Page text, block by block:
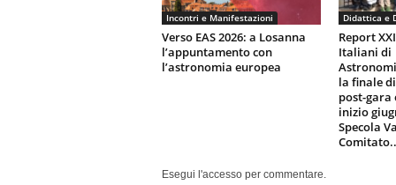
Incontri e Manifestazioni
Verso EAS 2026: a Losanna
l’appuntamento con
l’astronomia europea
Didattica e
Report
Italiani di
la finale
post-gara
inizio
Specola
Esegui l'accesso per commentare.